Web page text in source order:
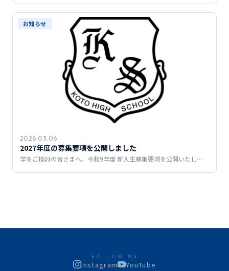
お知らせ
2026.03.06
2027年度の募集要項を公開しました
学をご検討の皆さまへ。令和9年度 新入生募集要項を公開いたし…
FOLLOW US
Instagram YouTube